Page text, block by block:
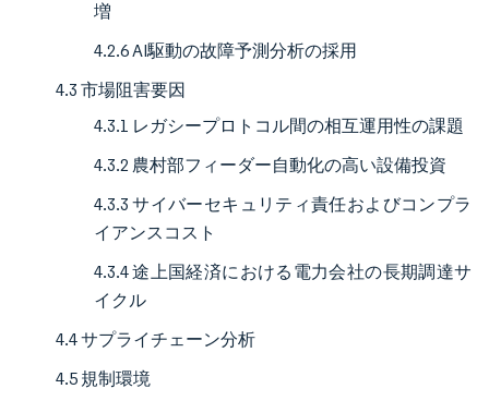
増
4.2.6 AI駆動の故障予測分析の採用
4.3 市場阻害要因
4.3.1 レガシープロトコル間の相互運用性の課題
4.3.2 農村部フィーダー自動化の高い設備投資
4.3.3 サイバーセキュリティ責任およびコンプラ
イアンスコスト
4.3.4 途上国経済における電力会社の長期調達サ
イクル
4.4 サプライチェーン分析
4.5 規制環境